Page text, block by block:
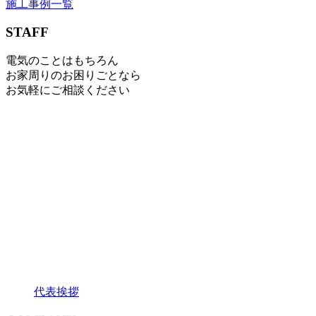
施工事例一覧
STAFF
電気のことはもちろん
お家周りのお困りごとなら
お気軽にご相談ください
代表挨拶